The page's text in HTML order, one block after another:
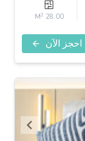
28.00 M
2
احجز الآن